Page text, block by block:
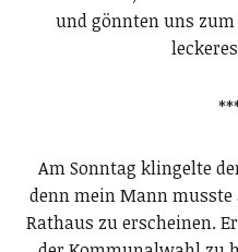
und gönnten uns zum
Am Sonntag klingelte
denn mein Mann
Rathaus zu erscheinen.